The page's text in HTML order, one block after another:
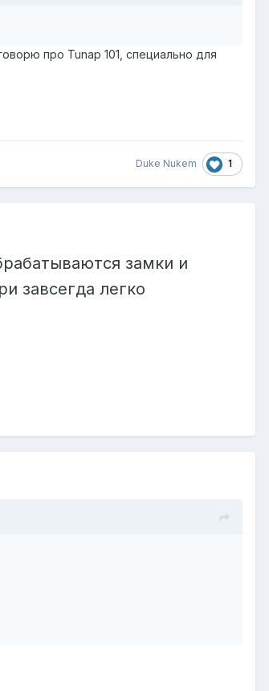
про Tunap 101, специально для
Duke Nukem 1
замки и
завсегда легко